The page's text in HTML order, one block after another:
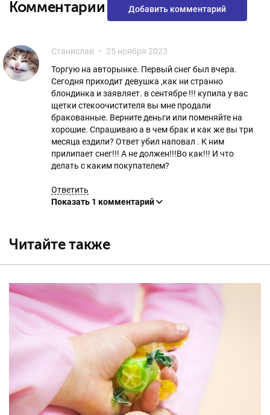
Комментарии Добавить комментарий
Станислав
25 ноября 2023
Торгую на авторынке. Первый снег был вчера.
Сегодня приходит девушка ,как ни странно
блондинка и заявляет. в сентябре !!! купила у вас
щетки стекоочистителя вы мне продали
бракованные. Верните деньги или поменяйте на
хорошие. Спрашиваю а в чем брак и как же вы три
месяца ездили? Ответ убил наповал . К ним
прилипает снег!!! А не должен!!!Во как!!! И что
делать с каким покупателем?
Ответить
Показать 1 комментарий
Читайте также